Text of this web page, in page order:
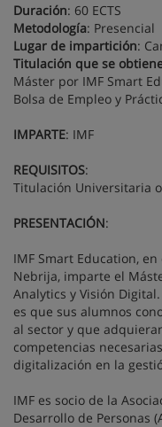
Duración: 60 ECTS
Metodología: Presencial
Lugar de impartición:
Titulación que se
Máster por IMF Smart
Bolsa de Empleo y
IMPARTE: IMF
REQUISITOS:
Titulación Universitaria
PRESENTACIÓN:
IMF Smart Education,
Nebrija, imparte el
Analytics y Visión
es que sus alumnos
al sector y que
competencias
digitalización en la
IMF es socio de la
Desarrollo de Personas